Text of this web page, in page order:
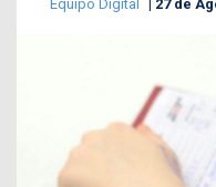
Equipo Digital 27 de